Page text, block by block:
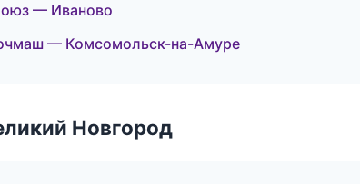
— Иваново
— Комсомольск-на-Амуре
Новгород